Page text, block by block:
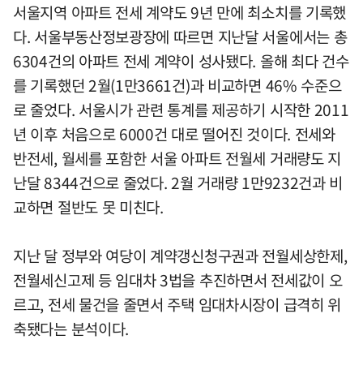
서울지역 아파트 전세 계약도 9년 만에 최소치를 기록했
다. 서울부동산정보광장에 따르면 지난달 서울에서는 총
6304건의 아파트 전세 계약이 성사됐다. 올해 최다 건수
를 기록했던 2월(1만3661건)과 비교하면 46% 수준으
로 줄었다. 서울시가 관련 통계를 제공하기 시작한 2011
년 이후 처음으로 6000건 대로 떨어진 것이다. 전세와
반전세, 월세를 포함한 서울 아파트 전월세 거래량도 지
난달 8344건으로 줄었다. 2월 거래량 1만9232건과 비
교하면 절반도 못 미친다.
지난 달 정부와 여당이 계약갱신청구권과 전월세상한제,
전월세신고제 등 임대차 3법을 추진하면서 전세값이 오
르고, 전세 물건을 줄면서 주택 임대차시장이 급격히 위
축됐다는 분석이다.